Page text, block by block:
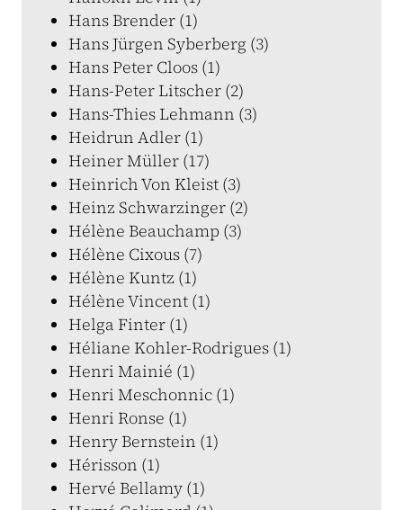
Hans Brender (1)
Hans Jürgen Syberberg (3)
Hans Peter Cloos (1)
Hans-Peter Litscher (2)
Hans-Thies Lehmann (3)
Heidrun Adler (1)
Heiner Müller (17)
Heinrich Von Kleist (3)
Heinz Schwarzinger (2)
Hélène Beauchamp (3)
Hélène Cixous (7)
Hélène Kuntz (1)
Hélène Vincent (1)
Helga Finter (1)
Héliane Kohler-Rodrigues (1)
Henri Mainié (1)
Henri Meschonnic (1)
Henri Ronse (1)
Henry Bernstein (1)
Hérisson (1)
Hervé Bellamy (1)